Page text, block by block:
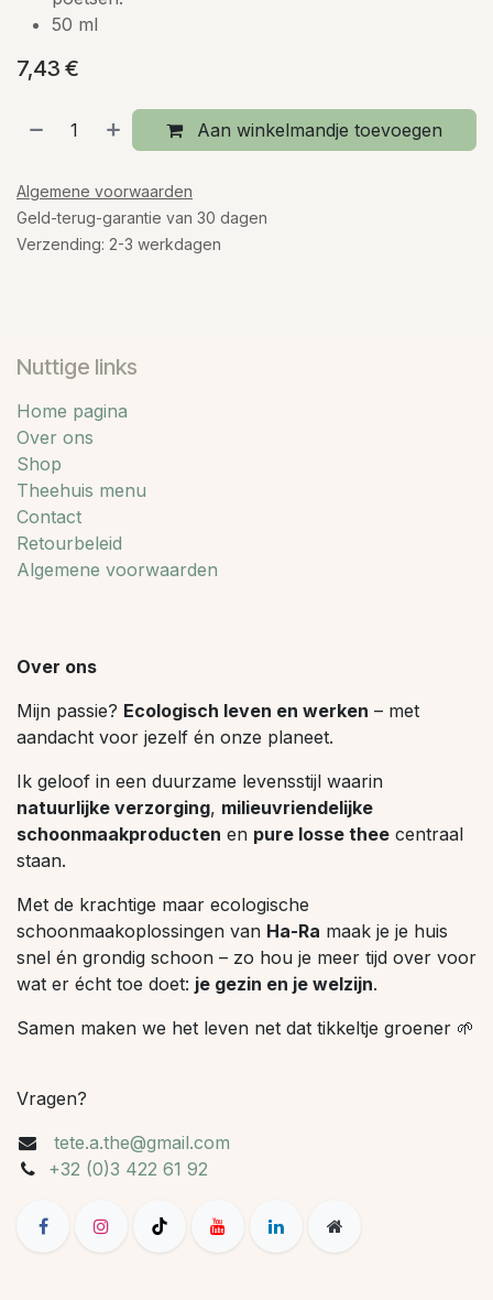
50 ml
7,43 €
Aan winkelmandje toevoegen
Algemene voorwaarden
Geld-terug-garantie van 30 dagen
Verzending: 2-3 werkdagen
Nuttige links
Home pagina
Over ons
Shop
Theehuis menu
Contact
Retourbeleid
Algemene voorwaarden
Over ons
Mijn passie? Ecologisch leven en werken – met
aandacht voor jezelf én onze planeet.
Ik geloof in een duurzame levensstijl waarin
natuurlijke verzorging, milieuvriendelijke
schoonmaakproducten en pure losse thee centraal
staan.
Met de krachtige maar ecologische
schoonmaakoplossingen van Ha-Ra maak je je huis
snel én grondig schoon – zo hou je meer tijd over voor
wat er écht toe doet: je gezin en je welzijn.
Samen maken we het leven net dat tikkeltje groener 🌱
Vragen?
tete.a.the@gmail.com
+32 (0)3 422 61 92